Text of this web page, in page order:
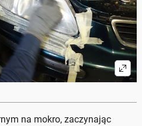
na mokro, zaczynając